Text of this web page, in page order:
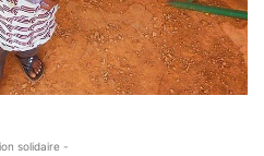
solidaire -